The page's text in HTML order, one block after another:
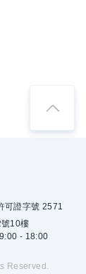
可證字號 2571
10樓
- 18:00
Reserved.